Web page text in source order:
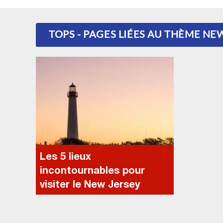
TOPS - PAGES LIÉES AU THÈME
Les 5 lieux
incontournables pour
visiter le New Jersey